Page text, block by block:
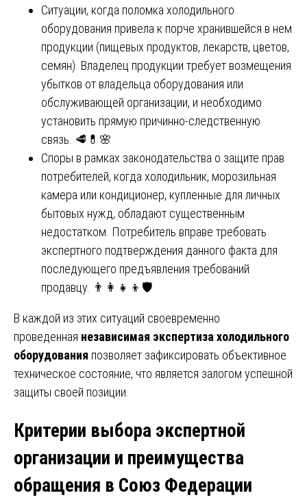
Ситуации, когда поломка холодильного
оборудования привела к порче хранившейся в нем
продукции (пищевых продуктов, лекарств, цветов,
семян). Владелец продукции требует возмещения
убытков от владельца оборудования или
обслуживающей организации, и необходимо
установить прямую причинно-следственную
связь. 🥩💊🌸
Споры в рамках законодательства о защите прав
потребителей, когда холодильник, морозильная
камера или кондиционер, купленные для личных
бытовых нужд, обладают существенным
недостатком. Потребитель вправе требовать
экспертного подтверждения данного факта для
последующего предъявления требований
продавцу. 👨👩👧👦🛡️
В каждой из этих ситуаций своевременно
проведенная независимая экспертиза холодильного
оборудования позволяет зафиксировать объективное
техническое состояние, что является залогом успешной
защиты своей позиции.
Критерии выбора экспертной
организации и преимущества
обращения в Союз Федерации